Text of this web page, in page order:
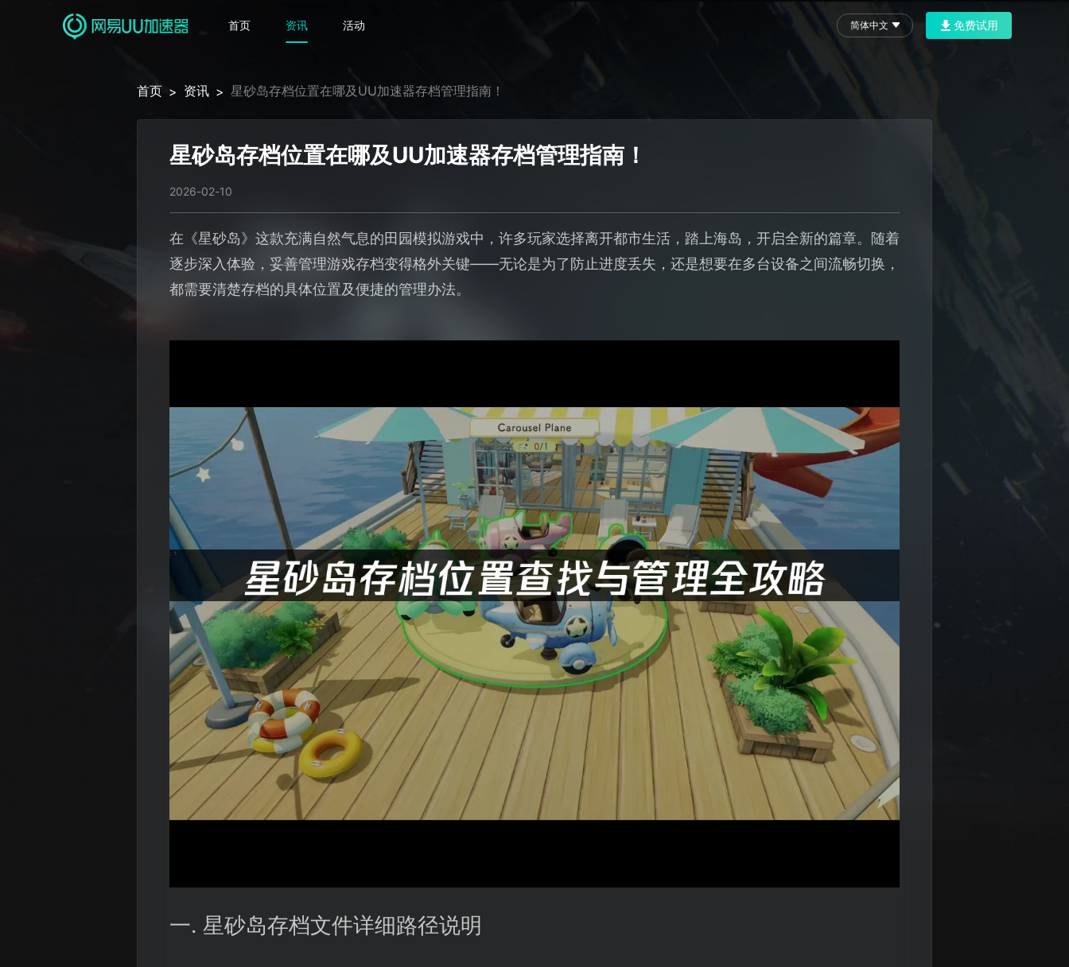
首页 资讯 活动 简体中文 免费试用
首页 > 资讯 > 星砂岛存档位置在哪及UU加速器存档管理指南！
星砂岛存档位置在哪及UU加速器存档管理指南！
2026-02-10
在《星砂岛》这款充满自然气息的田园模拟游戏中，许多玩家选择离开都市生活，踏上海岛，开启全新的篇章。随着
逐步深入体验，妥善管理游戏存档变得格外关键——无论是为了防止进度丢失，还是想要在多台设备之间流畅切换，
都需要清楚存档的具体位置及便捷的管理办法。
一. 星砂岛存档文件详细路径说明